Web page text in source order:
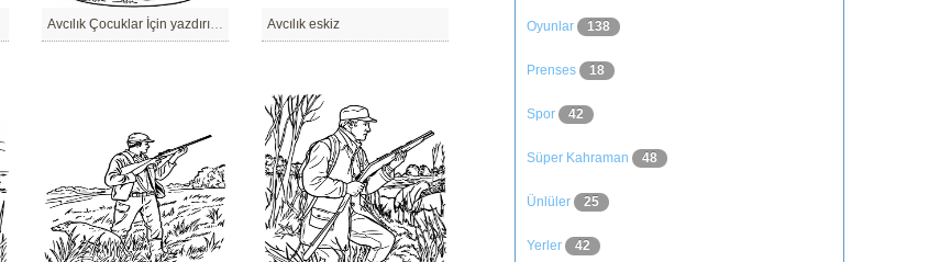
Avcılık Çocuklar İçin yazdırılabilir Avcılık eskiz Oyunlar 138
Prenses 18
Spor 42
Süper Kahraman 48
Ünlüler 25
Yerler 42